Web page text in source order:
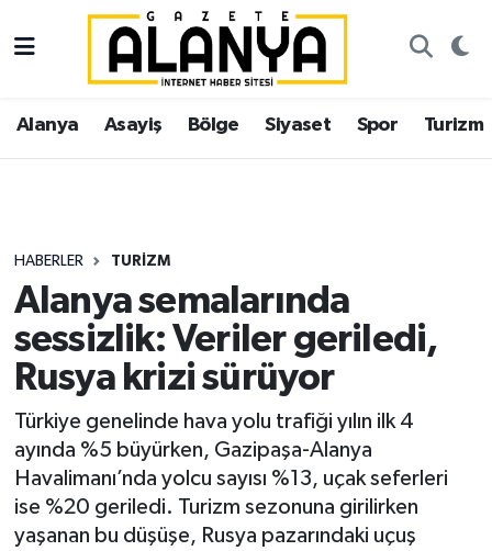
Alanya Asayiş Bölge Siyaset Spor Turizm
HABERLER TURIZM
Alanya semalarında
sessizlik: Veriler geriledi,
Rusya krizi sürüyor
Türkiye genelinde hava yolu trafiği yılın ilk 4
ayında %5 büyürken, Gazipaşa-Alanya
Havalimanı’nda yolcu sayısı %13, uçak seferleri
ise %20 geriledi. Turizm sezonuna girilirken
yaşanan bu düşüşe, Rusya pazarındaki uçuş
Alanya
Asayiş
Siyaset
Spor
Ekonomi
Gazipaşa
İstanbul Nöbetçi Eczaneler
İstanbul Hava Durumu
Süper Lig Puan Durumu ve Fikstür
Tüm Manşetler
Son Dakika Haberleri
Haber Arşivi